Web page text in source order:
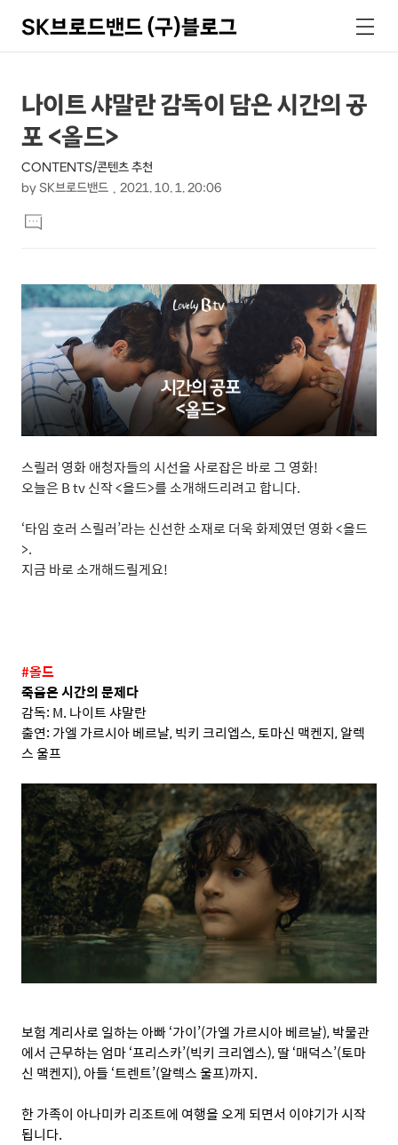
SK브로드밴드 (구)블로그
색
메
뉴
상
세
컨
텐
츠
본
문
제
목
나이트 샤말란 감독이 담은 시간의 공
포 <올드>
CONTENTS/콘텐츠 추천
by SK브로드밴드 2021. 10. 1. 20:06
문
댓
글
스릴러 영화 애청자들의 시선을 사로잡은 바로 그 영화!
오늘은 B tv신작<올드>를 소개해드리려고 합니다.
‘타임 호러 스릴러’라는 신선한 소재로 더욱 화제였던 영화<올드
>.
지금 바로 소개해드릴게요!
#올드
죽음은 시간의 문제다
감독: M. 나이트 샤말란
출연: 가엘 가르시아 베르날,빅키 크리엡스,토마신 맥켄지,알렉
스 울프
보험 계리사로 일하는 아빠‘가이’(가엘 가르시아 베르날),박물관
에서 근무하는 엄마‘프리스카’(빅키 크리엡스),딸‘매덕스’(토마
신 맥켄지),아들 ‘트렌트’(알렉스 울프)까지.
한 가족이 아나미카 리조트에 여행을 오게 되면서 이야기가 시작
됩니다.